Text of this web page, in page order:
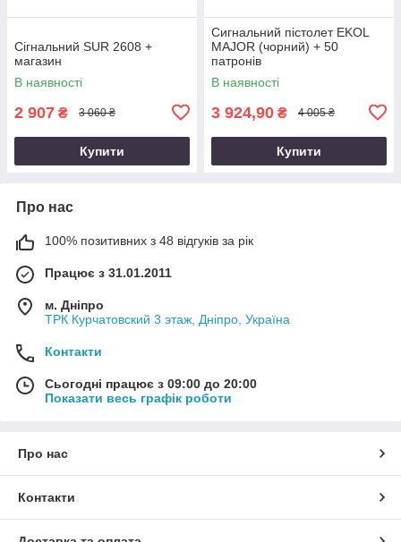
Сігнальний SUR 2608 +
магазин
В наявності
2 907 ₴ 3 060 ₴
Купити
Сигнальний пістолет EKOL
MAJOR (чорний) + 50
патронів
В наявності
3 924,90 ₴ 4 005 ₴
Купити
Про нас
100% позитивних з 48 відгуків за рік
Працює з 31.01.2011
м. Дніпро
ТРК Курчатовский 3 этаж, Дніпро, Україна
Контакти
Сьогодні працює з 09:00 до 20:00
Показати весь графік роботи
Про нас
Контакти